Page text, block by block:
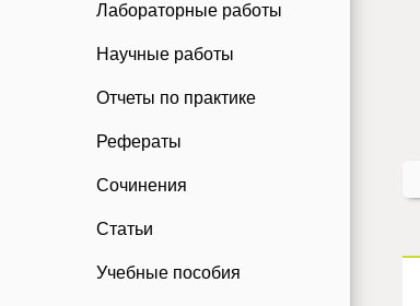
Лабораторные работы
Научные работы
Отчеты по практике
Рефераты
Сочинения
Статьи
Учебные пособия